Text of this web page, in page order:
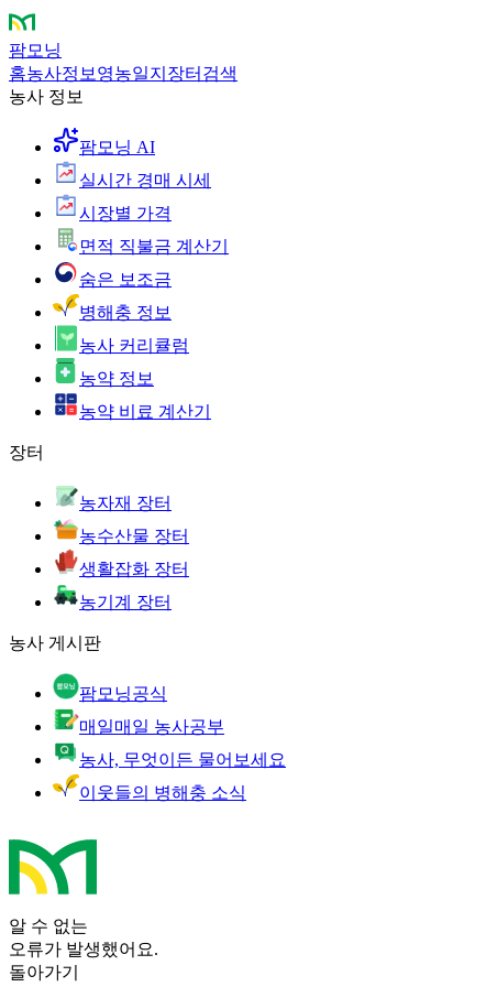
팜모닝
홈농사정보 영농일지 장터 검색
농사 정보
팜모닝 AI
실시간 경매 시세
시장별 가격
면적 직불금 계산기
숨은 보조금
병해충 정보
농사 커리큘럼
농약 정보
농약 비료 계산기
장터
농자재 장터
농수산물 장터
생활잡화 장터
농기계 장터
농사 게시판
팜모닝공식
매일매일 농사공부
농사, 무엇이든 물어보세요
이웃들의 병해충 소식
알 수 없는
오류가 발생했어요.
돌아가기